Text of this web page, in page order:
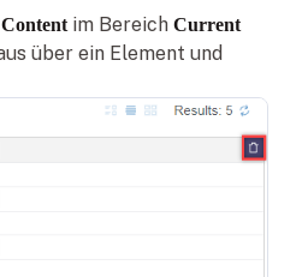
Contentim Bereich Current
über ein Element und